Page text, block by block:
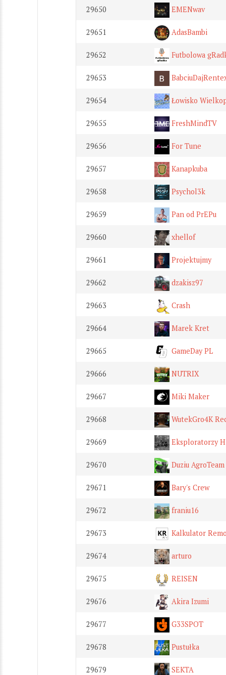
29650 EMENwav
29651 AdasBambi
29652 Futbolowa
29653
29654 Łowisko
29655 FreshMindTV
29656 For Tune
29657 Kanapkuba
29658 Psychol3k
29659 Pan od PrEPu
29660 xhellof
29661 Projektujmy
29662 dzakisz97
29663 Crash
29664 Marek Kret
29665 GameDay PL
29666 NUTRIX
29667 Miki Maker
29668 WutekGro4K
29669 Eksploratorzy
29670 Duziu AgroTeam
29671 Bary's Crew
29672 franiu16
29673 Kalkulator
29674 arturo
29675 REISEN
29676 Akira Izumi
29677 G33SPOT
29678 Pustułka
29679 SEKTA